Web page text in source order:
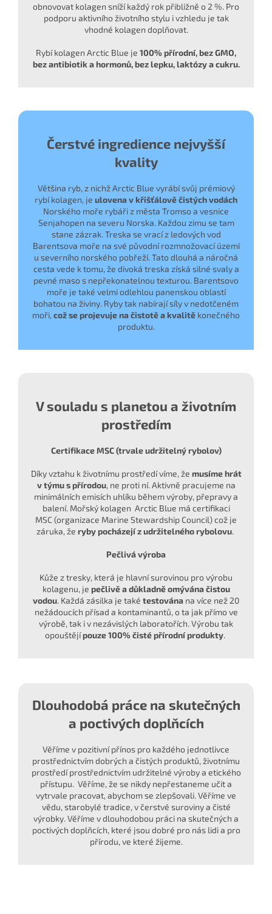
obnovovat kolagen sníží každý rok přibližně o 2 %. Pro
podporu aktivního životního stylu i vzhledu je tak
vhodné kolagen doplňovat.
Rybí kolagen Arctic Blue je 100% přírodní, bez GMO,
bez antibiotik a hormonů, bez lepku, laktózy a cukru.
Čerstvé ingredience nejvyšší
kvality
Většina ryb, z nichž Arctic Blue vyrábí svůj prémiový
rybí kolagen, je ulovena v křišťálově čistých vodách
Norského moře rybáři z města Tromso a vesnice
Senjahopen na severu Norska. Každou zimu se tam
stane zázrak. Treska se vrací z ledových vod
Barentsova moře na své původní rozmnožovací území
u severního norského pobřeží. Tato dlouhá a náročná
cesta vede k tomu, že divoká treska získá silné svaly a
pevné maso s nepřekonatelnou texturou. Barentsovo
moře je také velmi odlehlou panenskou oblastí
bohatou na živiny. Ryby tak nabírají síly v nedotčeném
moři, což se projevuje na čistotě a kvalitě konečného
produktu.
V souladu s planetou a životním
prostředím
Certifikace MSC (trvale udržitelný rybolov)
Díky vztahu k životnímu prostředí víme, že musíme hrát
v týmu s přírodou, ne proti ní. Aktivně pracujeme na
minimálních emisích uhlíku během výroby, přepravy a
balení. Mořský kolagen Arctic Blue má certifikaci
MSC (organizace Marine Stewardship Council) což je
záruka, že ryby pocházejí z udržitelného rybolovu.
Pečlivá výroba
Kůže z tresky, která je hlavní surovinou pro výrobu
kolagenu, je pečlivě a důkladně omývána čistou
vodou. Každá zásilka je také testována na více než 20
nežádoucích přísad a kontaminantů, o ta jak přímo ve
výrobě, tak i v nezávislých laboratořích. Výrobu tak
opouštějípouze 100% čisté přírodní produkty.
Dlouhodobá práce na skutečných
a poctivých doplňcích
Věříme v pozitivní přínos pro každého jednotlivce
prostřednictvím dobrých a čistých produktů, životnímu
prostředí prostřednictvím udržitelné výroby a etického
přístupu. Věříme, že se nikdy nepřestaneme učit a
vytrvale pracovat, abychom se zlepšovali. Věříme ve
vědu, starobylé tradice, v čerstvé suroviny a čisté
výrobky. Věříme v dlouhodobou práci na skutečných a
poctivých doplňcích, které jsou dobré pro nás lidi a pro
přírodu, ve které žijeme.